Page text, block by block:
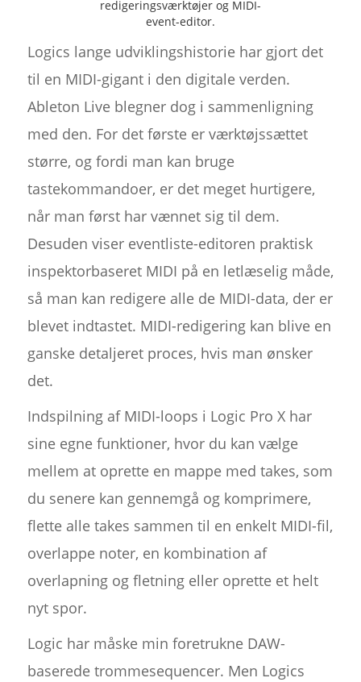
redigeringsværktøjer og MIDI-
event-editor.
Logics lange udviklingshistorie har gjort det
til en MIDI-gigant i den digitale verden.
Ableton Live blegner dog i sammenligning
med den. For det første er værktøjssættet
større, og fordi man kan bruge
tastekommandoer, er det meget hurtigere,
når man først har vænnet sig til dem.
Desuden viser eventliste-editoren praktisk
inspektorbaseret MIDI på en letlæselig måde,
så man kan redigere alle de MIDI-data, der er
blevet indtastet. MIDI-redigering kan blive en
ganske detaljeret proces, hvis man ønsker
det.
Indspilning af MIDI-loops i Logic Pro X har
sine egne funktioner, hvor du kan vælge
mellem at oprette en mappe med takes, som
du senere kan gennemgå og komprimere,
flette alle takes sammen til en enkelt MIDI-fil,
overlappe noter, en kombination af
overlapning og fletning eller oprette et helt
nyt spor.
Logic har måske min foretrukne DAW-
baserede trommesequencer. Men Logics